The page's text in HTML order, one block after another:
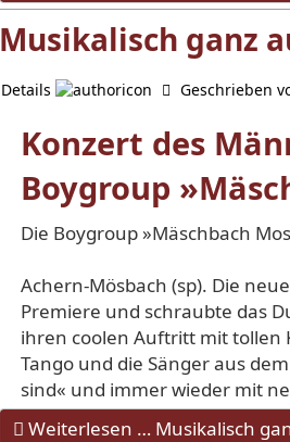
Musikalisch ganz
Details Geschrieben
Konzert des
Boygroup
Die Boygroup »Mäschbach
Achern-Mösbach (sp). Die
Premiere und schraubte das
ihren coolen Auftritt mit tol­len
Tango und die Sänger aus
sind« und immer wieder mit
Weiterlesen … Musikalisch